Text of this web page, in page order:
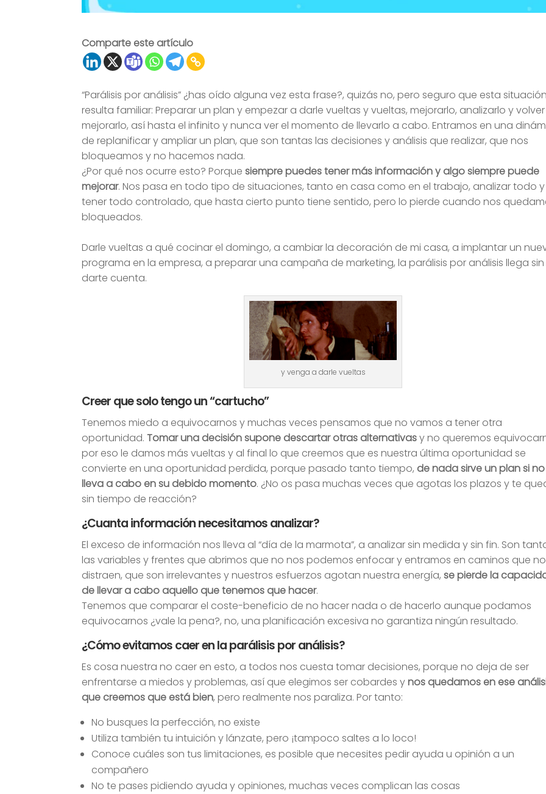
Comparte este artículo
“Parálisis por análisis” ¿has oído alguna vez esta frase?, quizás no, pero seguro que esta
resulta familiar: Preparar un plan y empezar a darle vueltas y vueltas, mejorarlo, analizarlo y
mejorarlo, así hasta el infinito y nunca ver el momento de llevarlo a cabo. Entramos en una
de replanificar y ampliar un plan, que son tantas las decisiones y análisis que realizar, que nos
bloqueamos y no hacemos nada.
¿Por qué nos ocurre esto? Porque siempre puedes tener más información y algo siempre puede
mejorar. Nos pasa en todo tipo de situaciones, tanto en casa como en el trabajo, analizar todo y
tener todo controlado, que hasta cierto punto tiene sentido, pero lo pierde cuando nos
bloqueados.
Darle vueltas a qué cocinar el domingo, a cambiar la decoración de mi casa, a implantar un
programa en la empresa, a preparar una campaña de marketing, la parálisis por análisis llega sin
darte cuenta.
y venga a darle vueltas
Creer que solo tengo un “cartucho”
Tenemos miedo a equivocarnos y muchas veces pensamos que no vamos a tener otra
oportunidad.Tomar una decisión supone descartar otras alternativasy no queremos
por eso le damos más vueltas y al final lo que creemos que es nuestra última oportunidad se
convierte en una oportunidad perdida, porque pasado tanto tiempo, de nada sirve un plan si
lleva a cabo en su debido momento. ¿No os pasa muchas veces que agotas los plazos y te
sin tiempo de reacción?
¿Cuanta información necesitamos analizar?
El exceso de información nos lleva al “día de la marmota”, a analizar sin medida y sin fin. Son
las variables y frentes que abrimos que no nos podemos enfocar y entramos en caminos que
distraen, que son irrelevantes y nuestros esfuerzos agotan nuestra energía,se pierde la
de llevar a cabo aquello que tenemos que hacer.
Tenemos que comparar el coste-beneficio de no hacer nada o de hacerlo aunque podamos
equivocarnos ¿vale la pena?, no, una planificación excesiva no garantiza ningún resultado.
¿Cómo evitamos caer en la parálisis por análisis?
Es cosa nuestra no caer en esto, a todos nos cuesta tomar decisiones, porque no deja de ser
enfrentarse a miedos y problemas, así que elegimos ser cobardes ynos quedamos en ese
que creemos que está bien, pero realmente nos paraliza. Por tanto:
No busques la perfección, no existe
Utiliza también tu intuición y lánzate, pero ¡tampoco saltes a lo loco!
Conoce cuáles son tus limitaciones, es posible que necesites pedir ayuda u opinión a un
compañero
No te pases pidiendo ayuda y opiniones, muchas veces complican las cosas